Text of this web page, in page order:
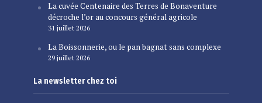
La cuvée Centenaire des Terres de Bonaventure
décroche l’or au concours général agricole
31 juillet 2026
La Boissonnerie, ou le pan bagnat sans complexe
29 juillet 2026
La newsletter chez toi